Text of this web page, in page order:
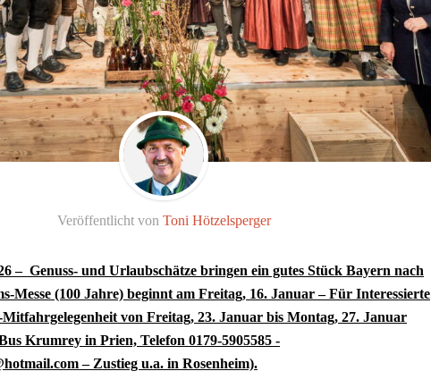
Veröffentlicht von Toni Hötzelsperger
– Genuss- und Urlaubschätze bringen ein gutes Stück Bayern nach
Messe (100 Jahre) beginnt am Freitag, 16. Januar – Für Interessierte
Mitfahrgelegenheit von Freitag, 23. Januar bis Montag, 27. Januar
Krumrey in Prien, Telefon 0179-5905585 -
– Zustieg u.a. in Rosenheim).